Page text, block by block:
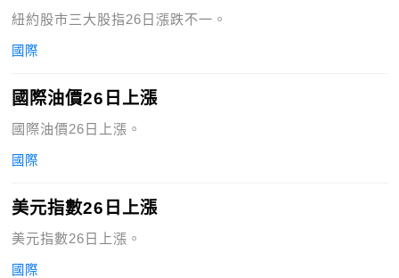
紐約股市三大股指26日漲跌不一。
國際
國際油價26日上漲
國際油價26日上漲。
國際
美元指數26日上漲
美元指數26日上漲。
國際